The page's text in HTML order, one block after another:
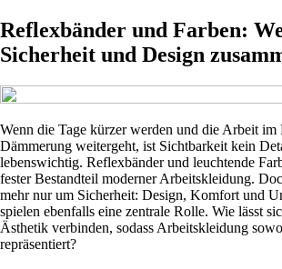
Reflexbänder und Farben:
Sicherheit und Design
Wenn die Tage kürzer werden und die Arbeit im
Dämmerung weitergeht, ist Sichtbarkeit kein
lebenswichtig. Reflexbänder und leuchtende
fester Bestandteil moderner Arbeitskleidung.
mehr nur um Sicherheit: Design, Komfort und
spielen ebenfalls eine zentrale Rolle. Wie lässt
Ästhetik verbinden, sodass Arbeitskleidung
repräsentiert?